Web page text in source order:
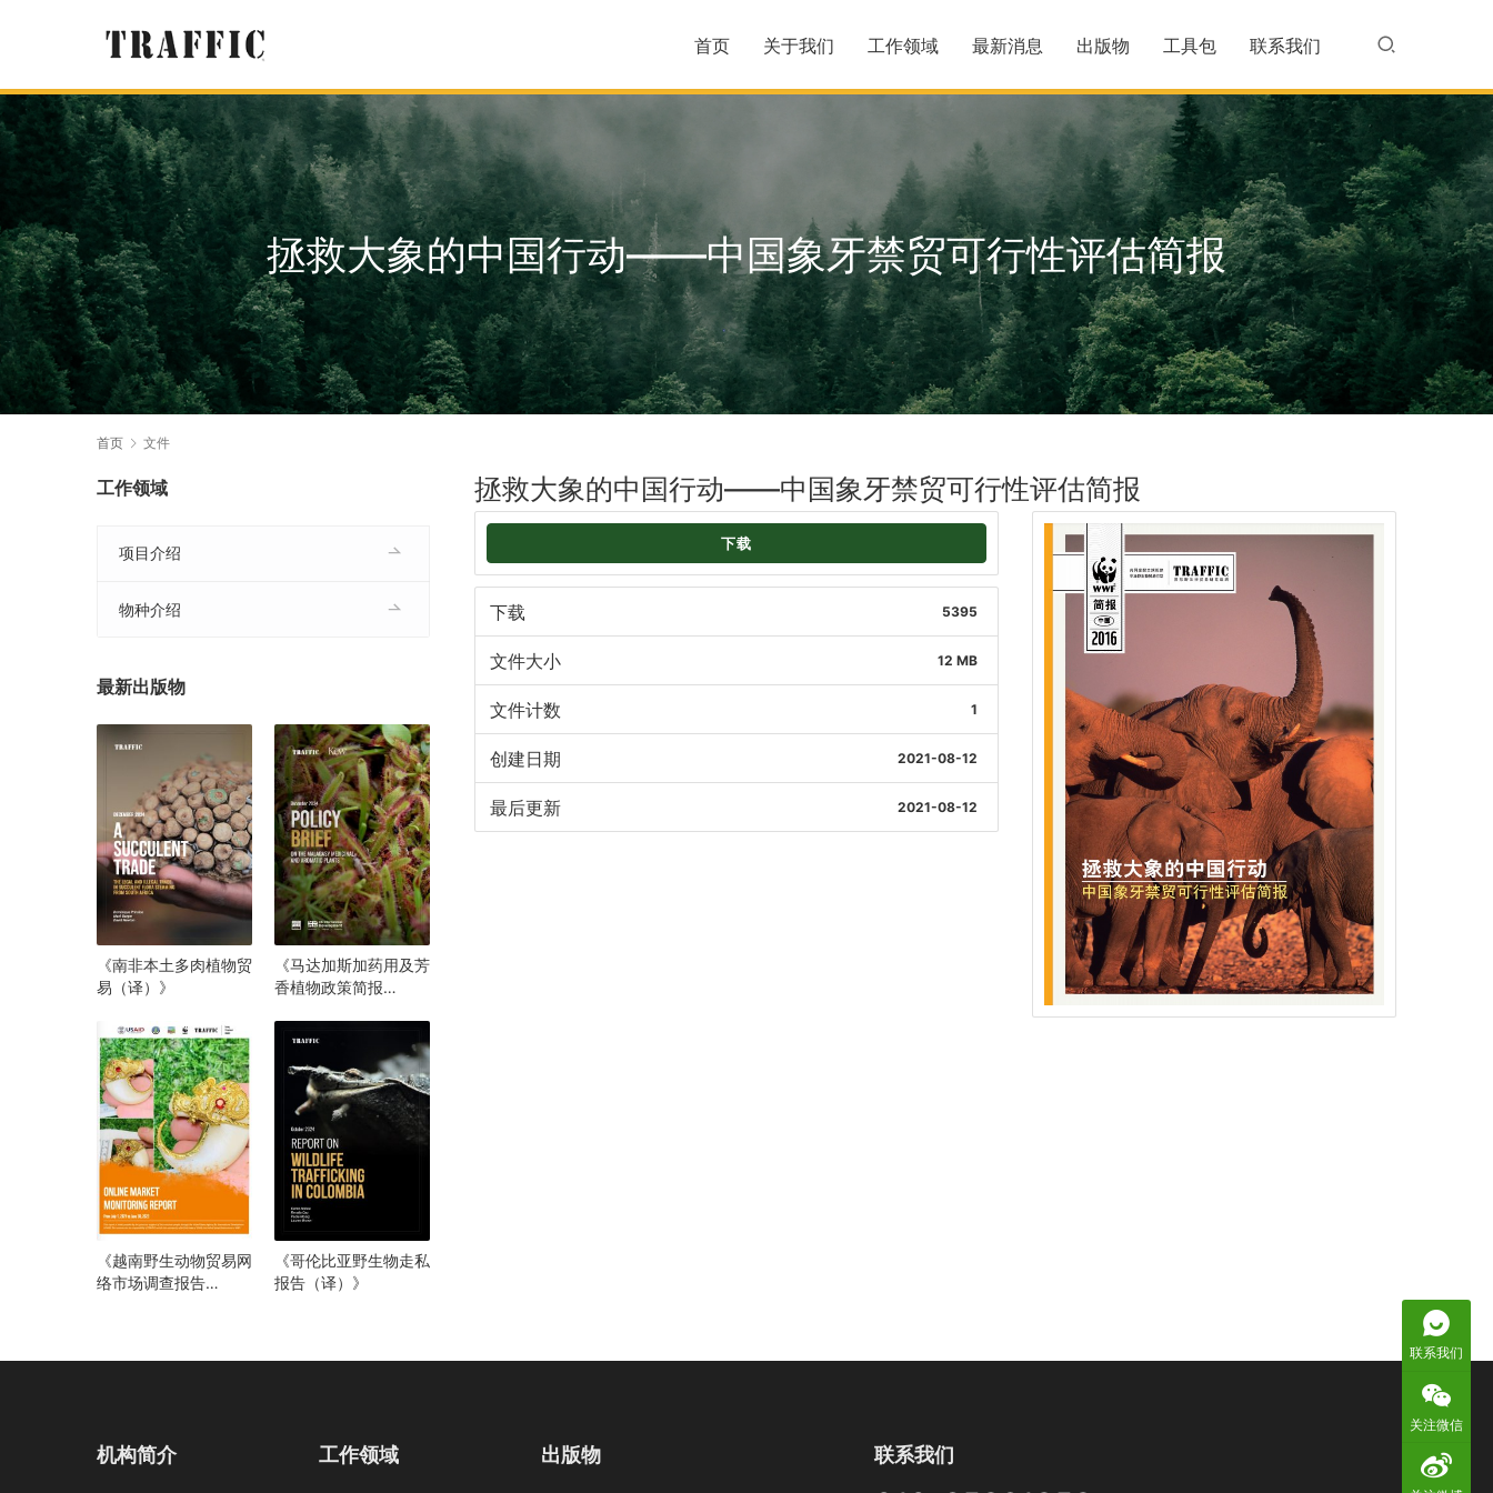
首页 关于我们 工作领域 最新消息 出版物 工具包 联系我们
拯救大象的中国行动——中国象牙禁贸可行性评估简报
首页 文件
拯救大象的中国行动——中国象牙禁贸可行性评估简报
下载
下载 5395
文件大小 12 MB
文件计数 1
创建日期 2021-08-12
最后更新 2021-08-12
工作领域
项目介绍
物种介绍
最新出版物
《南非本土多肉植物贸
易（译）》
《马达加斯加药用及芳
香植物政策简报
《越南野生动物贸易网
络市场调查报告
《哥伦比亚野生物走私
报告（译）》
机构简介 工作领域 出版物 联系我们
联系我们
关注微信